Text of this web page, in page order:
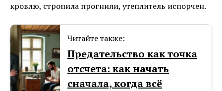
кровлю, стропила прогнили, утеплитель испорчен.
Читайте также:
Предательство как точка
отсчета: как начать
сначала, когда всё